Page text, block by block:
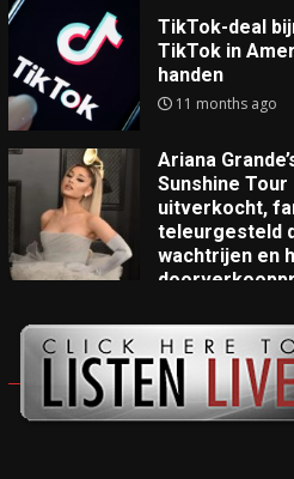
TikTok-deal
TikTok in
handen
11 months ago
Ariana
Sunshine
uitverkocht,
teleurgesteld
wachtrijen en